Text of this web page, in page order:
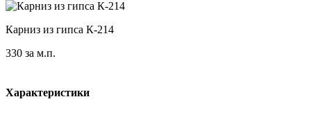
Карниз из гипса К-214
330 за м.п.
Характеристики